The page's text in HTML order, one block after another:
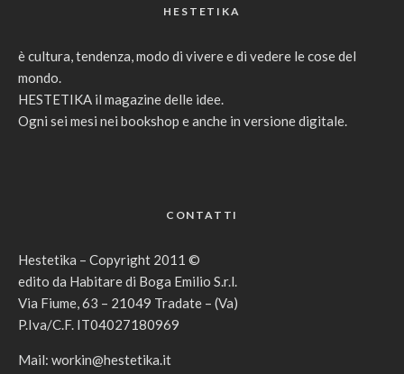
HESTETIKA
è cultura, tendenza, modo di vivere e di vedere le cose del
mondo.
HESTETIKA il magazine delle idee.
Ogni sei mesi nei bookshop e anche in versione digitale.
CONTATTI
Hestetika – Copyright 2011 ©
edito da Habitare di Boga Emilio S.r.l.
Via Fiume, 63 – 21049 Tradate – (Va)
P.Iva/C.F. IT04027180969
Mail: workin@hestetika.it